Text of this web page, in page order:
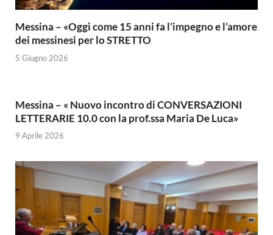
Messina – «Oggi come 15 anni fa l’impegno e l’amore
dei messinesi per lo STRETTO
5 Giugno 2026
Messina – « Nuovo incontro di CONVERSAZIONI
LETTERARIE 10.0 con la prof.ssa Maria De Luca»
9 Aprile 2026